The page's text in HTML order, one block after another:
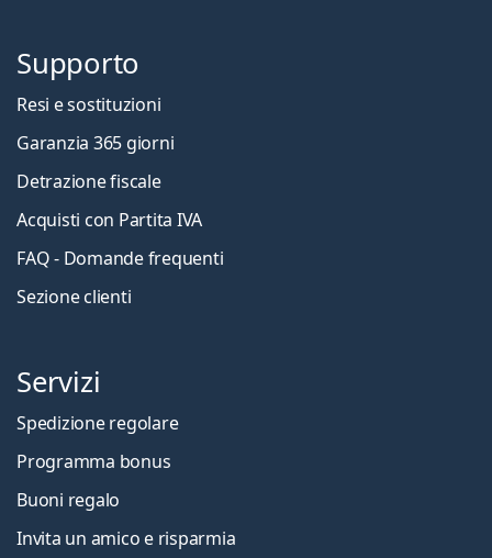
Supporto
Resi e sostituzioni
Garanzia 365 giorni
Detrazione fiscale
Acquisti con Partita IVA
FAQ - Domande frequenti
Sezione clienti
Servizi
Spedizione regolare
Programma bonus
Buoni regalo
Invita un amico e risparmia